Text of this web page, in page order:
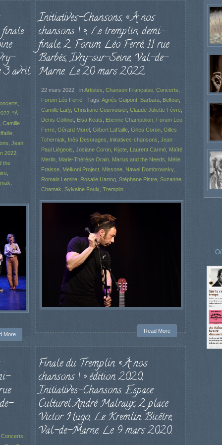
3 avril
"À
Camille
Jean
2022
the
More
Initiatives-Chansons, « À nos
chansons ! », Le tremplin, demi-
finale, 2. Forum Léo Ferré, 11 rue
Barbès, Ivry-sur-Seine, Val-de-
Marne. Le 20 mars 2022.
22 mars 2022 inArtistes Chanson Française, Concerts
Forum Léo Ferré
Tags: Agnès Guipont, Barbara, Belfour,
Camille Laïly, Christiane Courvoisier, Claude Juliette Fèvre,
Denis Collinot, Elsa Keats Etienne Champolion, Forum Leo
Ferre, Gérard Morel, Gilbert Laffaille, Gilles Coron, Gilles
Tcherniak
Inès Desorages Initiatives-chansons Jean
Paul Liégeois Josiane Coron, Kijote, Laurent Carmé, Maïté
Merlin, Marie-Thérèse Orain, Marius and the Needs
Mélie
Fraisse, Melkoni Project, Missone, Nawel Dombrowsky,
Romain Lemire, Rosalie Hartog, Stéphane Pistre, Suzanne
Chamak Sylvaine Fouix Tremplin
Read More
Concerts
Finale du Tremplin « À nos
chansons ! » édition 2020,
Initiatives-Chansons. Espace
Culturel André Malraux, 2 place
Victor Hugo, Le Kremlin Bicêtre,
Val-de-Marne. Le 9 mars 2020.